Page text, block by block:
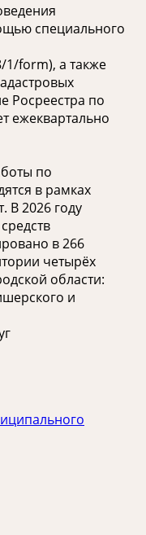
специального
form), а также
Росреестра по
ежеквартально
по
в рамках
В 2026 году
в 266
четырёх
области:
и